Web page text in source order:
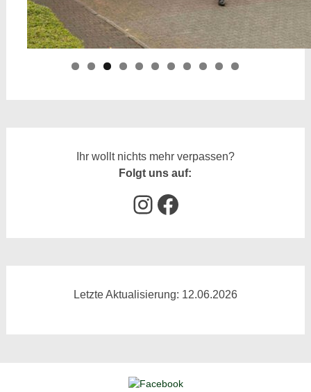
Ihr wollt nichts mehr verpassen?
Folgt uns auf:
Instagram
Facebook
Letzte Aktualisierung: 12.06.2026